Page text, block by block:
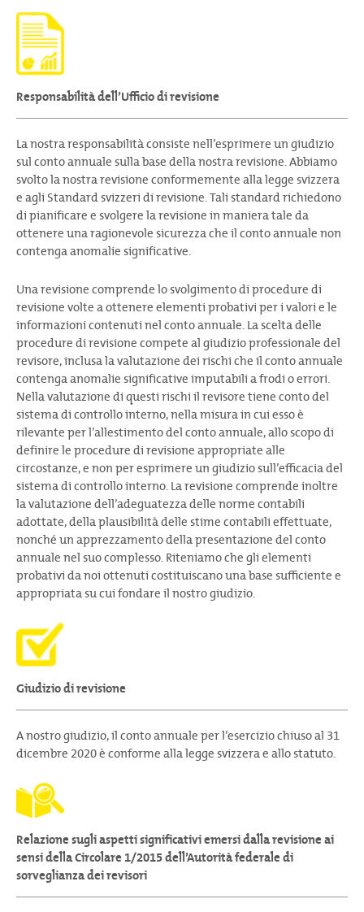
Responsabilità dell’Ufficio di revisione
La nostra responsabilità consiste nell’esprimere un giudizio
sul conto annuale sulla base della nostra revisione. Abbiamo
svolto la nostra revisione conformemente alla legge svizzera
e agli Standard svizzeri di revisione. Tali standard richiedono
di pianificare e svolgere la revisione in maniera tale da
ottenere una ragionevole sicurezza che il conto annuale non
contenga anomalie significative.
Una revisione comprende lo svolgimento di procedure di
revisione volte a ottenere elementi probativi per i valori e le
informazioni contenuti nel conto annuale. La scelta delle
procedure di revisione compete al giudizio professionale del
revisore, inclusa la valutazione dei rischi che il conto annuale
contenga anomalie significative imputabili a frodi o errori.
Nella valutazione di questi rischi il revisore tiene conto del
sistema di controllo interno, nella misura in cui esso è
rilevante per l’allestimento del conto annuale, allo scopo di
definire le procedure di revisione appropriate alle
circostanze, e non per esprimere un giudizio sull’efficacia del
sistema di controllo interno. La revisione comprende inoltre
la valutazione dell’adeguatezza delle norme contabili
adottate, della plausibilità delle stime contabili effettuate,
nonché un apprezzamento della presentazione del conto
annuale nel suo complesso. Riteniamo che gli elementi
probativi da noi ottenuti costituiscano una base sufficiente e
appropriata su cui fondare il nostro giudizio.
Giudizio di revisione
A nostro giudizio, il conto annuale per l’esercizio chiuso al 31
dicembre 2020 è conforme alla legge svizzera e allo statuto.
Relazione sugli aspetti significativi emersi dalla revisione ai
sensi della Circolare 1/2015 dell’Autorità federale di
sorveglianza dei revisori